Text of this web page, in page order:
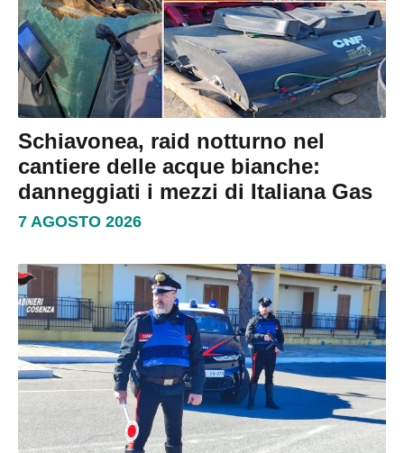
Schiavonea, raid notturno nel
cantiere delle acque bianche:
danneggiati i mezzi di Italiana Gas
7 AGOSTO 2026